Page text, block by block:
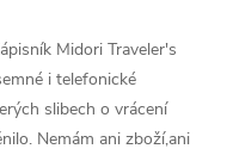
Midori Traveler's
i telefonické
slibech o vrácení
Nemám ani zboží,ani